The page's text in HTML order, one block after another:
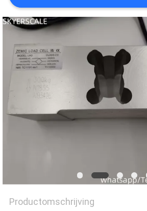
SITEMAP
PRIVACY
POLICY
Productomschrijving